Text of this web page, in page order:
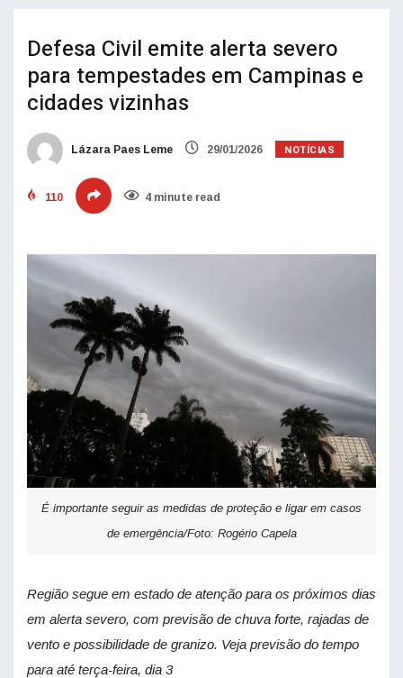
Defesa Civil emite alerta severo
para tempestades em Campinas e
cidades vizinhas
Lázara Paes Leme 29/01/2026 NOTÍCIAS
110 4 minute read
É importante seguir as medidas de proteção e ligar em casos
de emergência/Foto: Rogério Capela
Região segue em estado de atenção para os próximos dias
em alerta severo, com previsão de chuva forte, rajadas de
vento e possibilidade de granizo. Veja previsão do tempo
para até terça-feira, dia 3